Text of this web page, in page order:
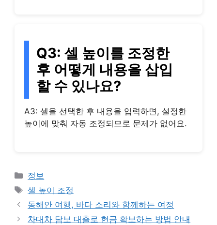
Q3: 셀 높이를 조정한
후 어떻게 내용을 삽입
할 수 있나요?
A3: 셀을 선택한 후 내용을 입력하면, 설정한
높이에 맞춰 자동 조정되므로 문제가 없어요.
Categories
정보
Tags
셀 높이 조정
동해안 여행, 바다 소리와 함께하는 여정
차대차 담보 대출로 현금 확보하는 방법 안내